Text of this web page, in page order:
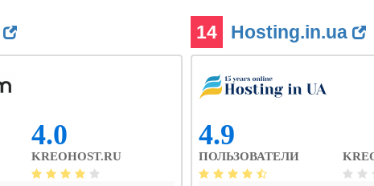
4.0
KREOHOST.RU
14 Hosting.in.ua
4.9
ПОЛЬЗОВАТЕЛИ